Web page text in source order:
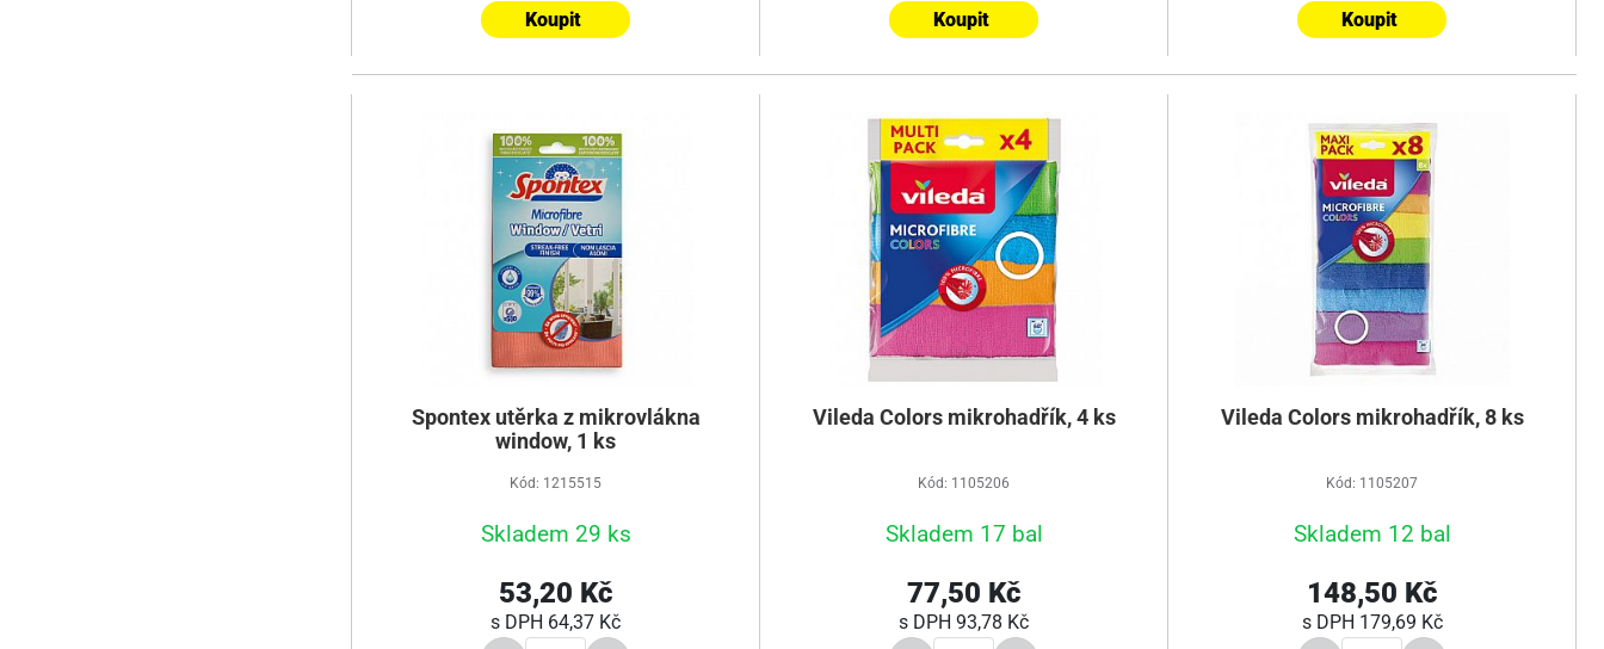
Koupit Koupit Koupit
Spontex utěrka z mikrovlákna
window, 1 ks
Kód: 1215515
Skladem 29 ks
53,20 Kč
s DPH 64,37 Kč
Vileda Colors mikrohadřík, 4 ks
Kód: 1105206
Skladem 17 bal
77,50 Kč
s DPH 93,78 Kč
Vileda Colors mikrohadřík, 8 ks
Kód: 1105207
Skladem 12 bal
148,50 Kč
s DPH 179,69 Kč